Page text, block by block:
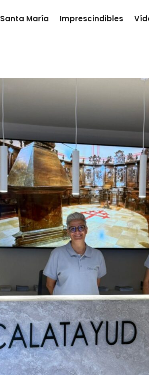
Santa María Imprescindibles